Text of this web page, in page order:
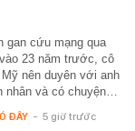
gan cứu mạng qua
23 năm trước, cô
nên duyên với anh
nhân và có chuyện…
ĐÂY - 5 giờ trước